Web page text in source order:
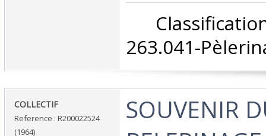
263.041-
‎COLLECTIF‎
Reference : R200022524
(1964)
‎SOUVENIR